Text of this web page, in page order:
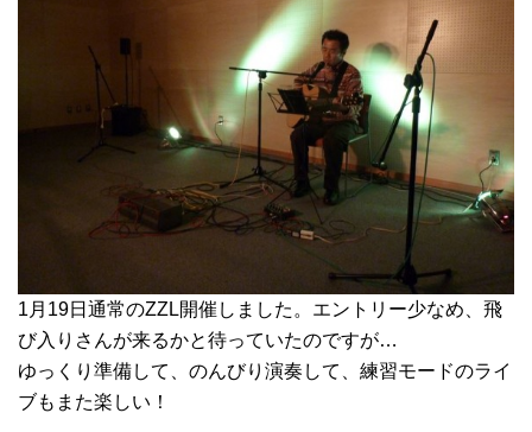
1月19日通常のZZL開催しました。エントリー少なめ、飛
び入りさんが来るかと待っていたのですが…
ゆっくり準備して、のんびり演奏して、練習モードのライ
ブもまた楽しい！